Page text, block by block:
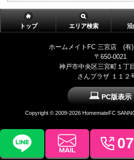
トップ エリア検索 沿
ホームメイトFC 三宮店 (有
〒650-0021
神戸市中央区三宮町１丁
さんプラザ １１２
PC版表示
Copyright © 2009-2026 HomemateFC